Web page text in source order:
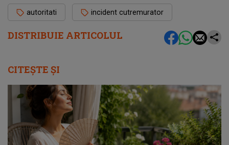
DISTRIBUIE ARTICOLUL
autoritati incident cutremurator
CITEȘTE ȘI